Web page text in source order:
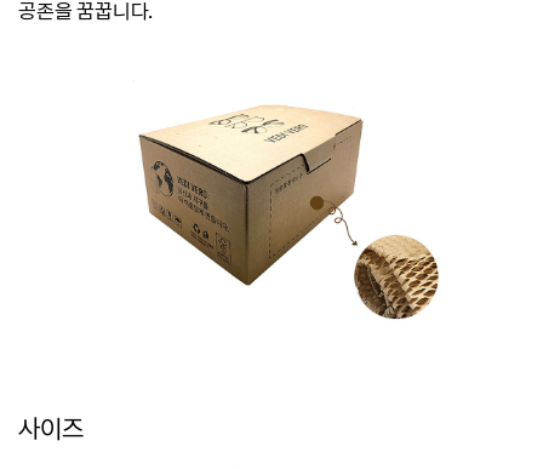
공존을 꿈꿉니다.
사이즈